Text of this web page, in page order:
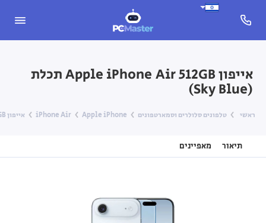
אייפון Apple iPhone Air ‎512GB תכלת
(Sky Blue)
ראשי טלפונים סלולרים וסמארטפונים Apple iPhone
iPhone Air אייפון Apple iPhone Air ‎512GB תכלת (Sky Blue)
תיאור מאפיינים